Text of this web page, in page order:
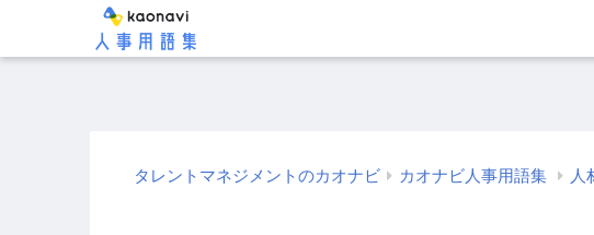
タレントマネジメントのカオナビ カオナビ人事用語集 人